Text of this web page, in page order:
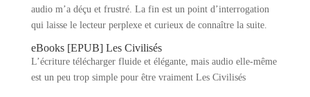
audio m’a déçu et frustré. La fin est un point d’interrogation
qui laisse le lecteur perplexe et curieux de connaître la suite.
eBooks [EPUB] Les Civilisés
L’écriture télécharger fluide et élégante, mais audio elle-même
est un peu trop simple pour être vraiment Les Civilisés